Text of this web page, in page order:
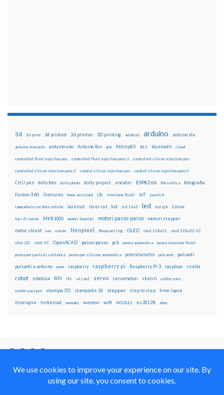
3d 3d print 3d printed 3d printer 3D printing adafruit arduino arduino ide
arduino leonardo arduino uno Arduino Yún arm Attiny85 BLE bluetooth cloud
controlled fluid injection pen controlled fluid injection pencil controlled silicon injection pen
controlled silicon injection pencil control silicon injection pen control silicon injection pencil
CtrlJ pen dolly foto dolly photo dolly project encoder ESP8266 fibra ottica fotografia
fusion 360 Genuino home assistant i2c iniezione fluidi IoT joystick
lampadario con fibre ottiche lasercut laser cut lcd lcd 16x2 led led rgb Linux
luci di natale MKR1000 motori bipolari motori passo-passo motori stepper
motor shield nas natale Neopixel Neopixel ring OLED oled 128x32 oled 128x32 IIC
oled i2C oled IIC OpenSCAD passo-passo pcb penna automatica penna iniezione fluidi
penna per pasta di saldatura penna per silicone automatica potenziometro pulsante pulsanti
pulsanti e arduino pwm raspberry raspberry pi Raspberry Pi 3 raspbian ricetta
robot robotica RPi rtc sd card servo servomotori sketch solder past
solder past pen stampa 3D stampante 3d stepper step to step time-lapse
timelapse tinkercad wemake wemos wifi WS2812 ws2812B xbee
Alike 4.0 International